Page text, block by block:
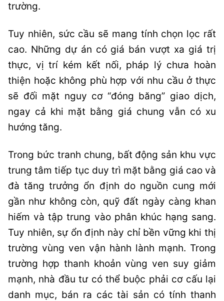
trường.
Tuy nhiên, sức cầu sẽ mang tính chọn lọc rất
cao. Những dự án có giá bán vượt xa giá trị
thực, vị trí kém kết nối, pháp lý chưa hoàn
thiện hoặc không phù hợp với nhu cầu ở thực
sẽ đối mặt nguy cơ “đóng băng” giao dịch,
ngay cả khi mặt bằng giá chung vẫn có xu
hướng tăng.
Trong bức tranh chung, bất động sản khu vực
trung tâm tiếp tục duy trì mặt bằng giá cao và
đà tăng trưởng ổn định do nguồn cung mới
gần như không còn, quỹ đất ngày càng khan
hiếm và tập trung vào phân khúc hạng sang.
Tuy nhiên, sự ổn định này chỉ bền vững khi thị
trường vùng ven vận hành lành mạnh. Trong
trường hợp thanh khoản vùng ven suy giảm
mạnh, nhà đầu tư có thể buộc phải cơ cấu lại
danh mục, bán ra các tài sản có tính thanh